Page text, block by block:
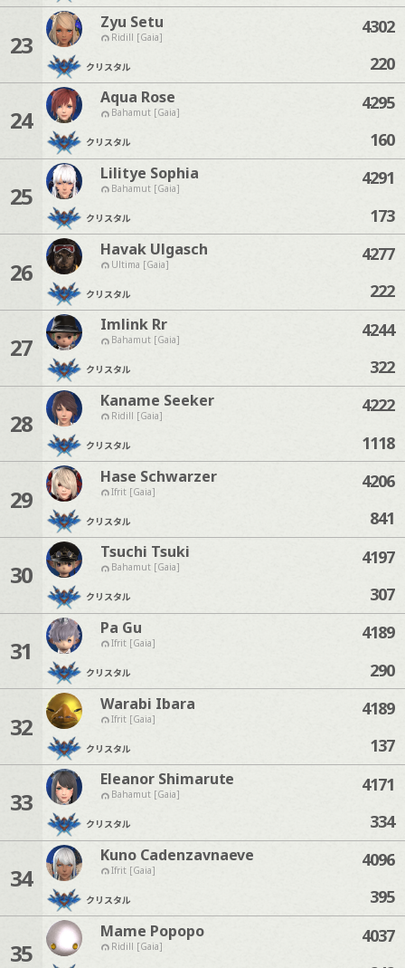
23
Zyu Setu
Ridill [Gaia]
クリスタル
4302
220
24
Aqua Rose
Bahamut [Gaia]
クリスタル
4295
160
25
Lilitye Sophia
Bahamut [Gaia]
クリスタル
4291
173
26
Havak Ulgasch
Ultima [Gaia]
クリスタル
4277
222
27
Imlink Rr
Bahamut [Gaia]
クリスタル
4244
322
28
Kaname Seeker
Ridill [Gaia]
クリスタル
4222
1118
29
Hase Schwarzer
Ifrit [Gaia]
クリスタル
4206
841
30
Tsuchi Tsuki
Bahamut [Gaia]
クリスタル
4197
307
31
Pa Gu
Ifrit [Gaia]
クリスタル
4189
290
32
Warabi Ibara
Ifrit [Gaia]
クリスタル
4189
137
33
Eleanor Shimarute
Bahamut [Gaia]
クリスタル
4171
334
34
Kuno Cadenzavnaeve
Ifrit [Gaia]
クリスタル
4096
395
35
Mame Popopo
Ridill [Gaia]
4037